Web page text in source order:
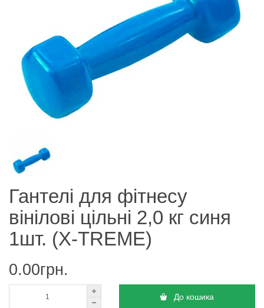
Гантелі для фітнесу
вінілові цільні 2,0 кг синя
1шт. (X-TREME)
0.00грн.
До кошика